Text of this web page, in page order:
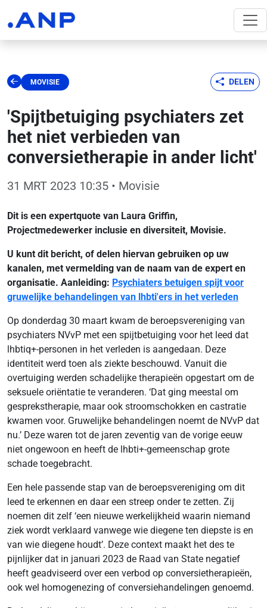
MOVISIE DELEN
'Spijtbetuiging psychiaters zet
het niet verbieden van
conversietherapie in ander licht'
31 MRT 2023 10:35 • Movisie
Dit is een expertquote van Laura Griffin,
Projectmedewerker inclusie en diversiteit, Movisie.
U kunt dit bericht, of delen hiervan gebruiken op uw
kanalen, met vermelding van de naam van de expert en
organisatie. Aanleiding: Psychiaters betuigen spijt voor
gruwelijke behandelingen van lhbti'ers in het verleden
Op donderdag 30 maart kwam de beroepsvereniging van
psychiaters NVvP met een spijtbetuiging voor het leed dat
lhbtiq+-personen in het verleden is aangedaan. Deze
identiteit werd toen als ziekte beschouwd. Vanuit die
overtuiging werden schadelijke therapieën opgestart om de
seksuele oriëntatie te veranderen. ‘Dat ging meestal om
gesprekstherapie, maar ook stroomschokken en castratie
kwamen voor. Gruwelijke behandelingen noemt de NVvP dat
nu.’ Deze waren tot de jaren zeventig van de vorige eeuw
niet ongewoon en heeft de lhbti+-gemeenschap grote
schade toegebracht.
Een hele passende stap van de beroepsvereniging om dit
leed te erkennen en daar een streep onder te zetten. Zij
noemen dit zelf ‘een nieuwe werkelijkheid waarin niemand
ziek wordt verklaard vanwege wie diegene ten diepste is en
van wie diegene houdt’. Deze context maakt het des te
pijnlijker dat in januari 2023 de Raad van State negatief
heeft geadviseerd over een verbod op conversietherapieën,
ook wel homogenezing of conversiehandelingen genoemd.